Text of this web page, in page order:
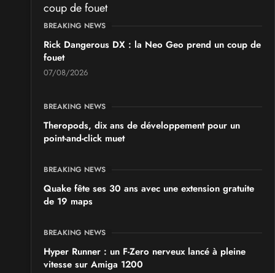
BREAKING NEWS
Rick Dangerous DX : la Neo Geo prend un coup de
fouet
07/08/2026
BREAKING NEWS
Theropods, dix ans de développement pour un
point-and-click muet
BREAKING NEWS
Quake fête ses 30 ans avec une extension gratuite
de 19 maps
BREAKING NEWS
Hyper Runner : un F-Zero nerveux lancé à pleine
vitesse sur Amiga 1200